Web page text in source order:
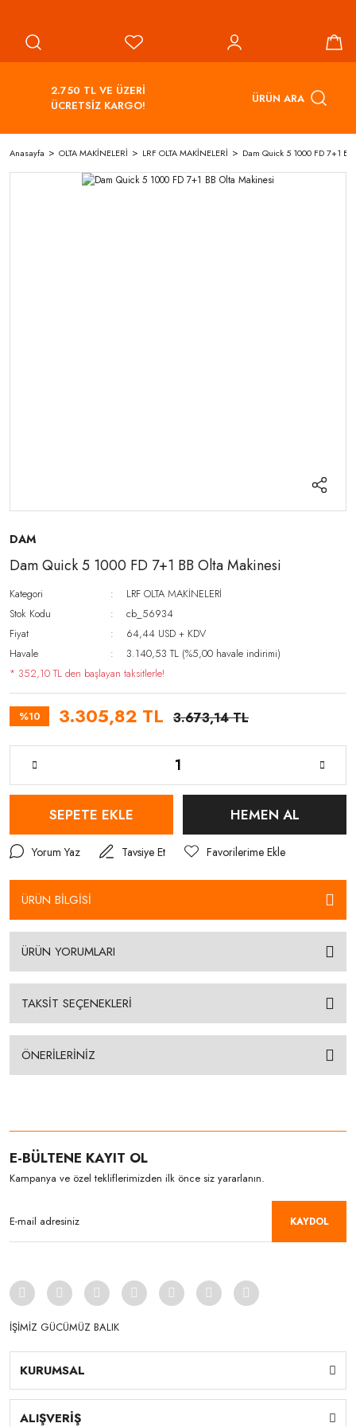
2.750 TL VE ÜZERİ
ÜCRETSİZ KARGO!
ÜRÜN ARA
Anasayfa OLTA MAKİNELERİ LRF OLTA MAKİNELERİ Dam Quick 5 1000 FD 7+1
DAM
Dam Quick 5 1000 FD 7+1 BB Olta Makinesi
Kategori
LRF OLTA MAKİNELERİ
Stok Kodu
cb_56934
Fiyat
64,44 USD + KDV
Havale
3.140,53 TL (%5,00 havale indirimi)
* 352,10 TL den başlayan taksitlerle!
%10 3.305,82 TL 3.673,14 TL
SEPETE EKLE HEMEN AL
Yorum Yaz Tavsiye Et
ÜRÜN BİLGİSİ
ÜRÜN YORUMLARI
TAKSİT SEÇENEKLERİ
ÖNERİLERİNİZ
E-BÜLTENE KAYIT OL
Kampanya ve özel tekliflerimizden ilk önce siz yararlanın.
KAYDOL
İŞİMİZ GÜCÜMÜZ BALIK
KURUMSAL
ALIŞVERİŞ